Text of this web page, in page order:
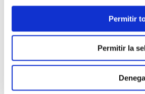
Permitir
Permitir la
PREFABRICADAS ASEQUIBLES
PREFABRICADAS COMPACTAS,
PREFABRICADAS LIFESTYLE,
PREFABRICADAS LOW‑COST,
PREFABRICADAS PRECIO RÉCORD,
PREFABRICADAS PREMIUM